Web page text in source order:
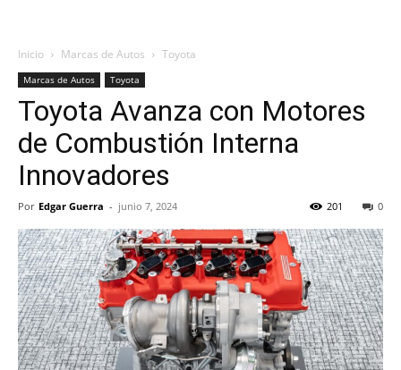
Inicio Marcas de Autos Toyota
Marcas de Autos Toyota
Toyota Avanza con Motores
de Combustión Interna
Innovadores
Por Edgar Guerra - junio 7, 2024 0
201